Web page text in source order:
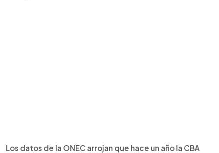
Los datos de la ONEC arrojan que hace un año la CBA